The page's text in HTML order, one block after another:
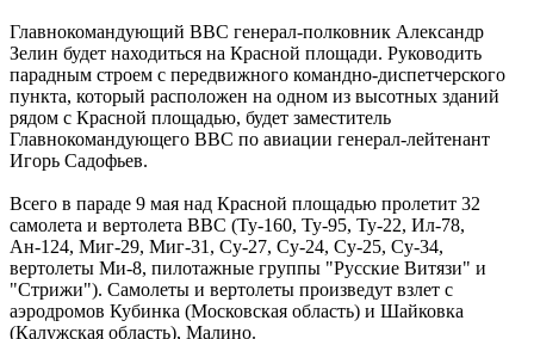
Главнокомандующий ВВС генерал-полковник Александр
Зелин будет находиться на Красной площади. Руководить
парадным строем с передвижного командно-диспетчерского
пункта, который расположен на одном из высотных зданий
рядом с Красной площадью, будет заместитель
Главнокомандующего ВВС по авиации генерал-лейтенант
Игорь Садофьев.
Всего в параде 9 мая над Красной площадью пролетит 32
самолета и вертолета ВВС (Ту-160, Ту-95, Ту-22, Ил-78,
Ан-124, Миг-29, Миг-31, Су-27, Су-24, Су-25, Су-34,
вертолеты Ми-8, пилотажные группы "Русские Витязи" и
"Стрижи"). Самолеты и вертолеты произведут взлет с
аэродромов Кубинка (Московская область) и Шайковка
(Калужская область), Малино.